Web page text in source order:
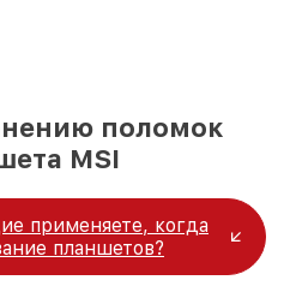
поломок
MSI
применяете, когда
планшетов?